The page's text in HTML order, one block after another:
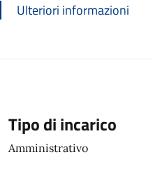
Ulteriori informazioni
Tipo di incarico
Amministrativo